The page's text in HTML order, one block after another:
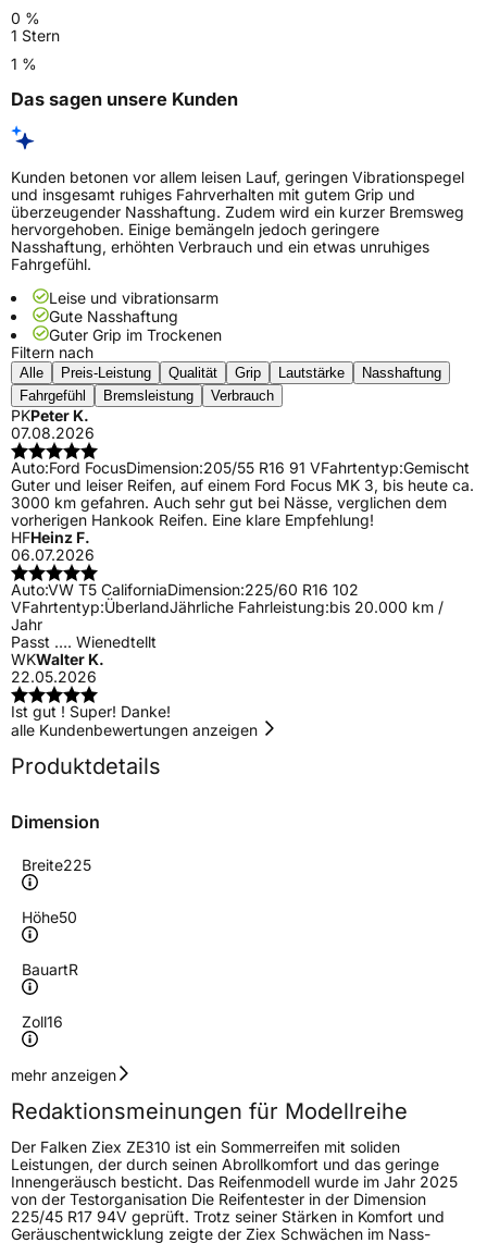
0 %
1 Stern
1 %
Das sagen unsere Kunden
Kunden betonen vor allem leisen Lauf, geringen Vibrationspegel
und insgesamt ruhiges Fahrverhalten mit gutem Grip und
überzeugender Nasshaftung. Zudem wird ein kurzer Bremsweg
hervorgehoben. Einige bemängeln jedoch geringere
Nasshaftung, erhöhten Verbrauch und ein etwas unruhiges
Fahrgefühl.
Leise und vibrationsarm
Gute Nasshaftung
Guter Grip im Trockenen
Filtern nach
Alle Preis-Leistung Qualität Grip Lautstärke
Nasshaftung
Fahrgefühl
Bremsleistung Verbrauch
PKPeter K.
07.08.2026
Auto:Ford FocusDimension:205/55 R16 91 VFahrtentyp:Gemischt
Guter und leiser Reifen, auf einem Ford Focus MK 3, bis heute ca.
3000 km gefahren. Auch sehr gut bei Nässe, verglichen dem
vorherigen Hankook Reifen. Eine klare Empfehlung!
HFHeinz F.
06.07.2026
Auto:VW T5 CaliforniaDimension:225/60 R16 102
VFahrtentyp:ÜberlandJährliche Fahrleistung:bis 20.000 km /
Jahr
Passt …. Wienedtellt
WKWalter K.
22.05.2026
Ist gut ! Super! Danke!
alle Kundenbewertungen anzeigen
Produktdetails
Dimension
Breite225
Höhe50
BauartR
Zoll16
Geschwindigkeitsindex
Höchstgeschwindigkeit
270 km/h
Lastindex96
Höchstlast710 kg
mehr anzeigen
Redaktionsmeinungen für Modellreihe
Der Falken Ziex ZE310 ist ein Sommerreifen mit soliden
Leistungen, der durch seinen Abrollkomfort und das geringe
Innengeräusch besticht. Das Reifenmodell wurde im Jahr 2025
von der Testorganisation Die Reifentester in der Dimension
225/45 R17 94V geprüft. Trotz seiner Stärken in Komfort und
Geräuschentwicklung zeigte der Ziex Schwächen im Nass-